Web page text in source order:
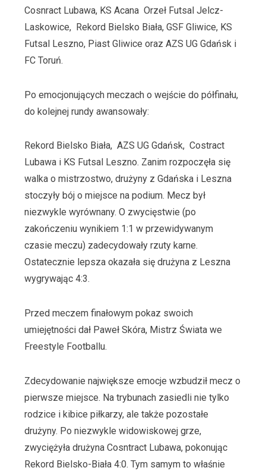
Cosnract Lubawa, KS Acana Orzeł Futsal Jelcz-
Laskowice, Rekord Bielsko Biała, GSF Gliwice, KS
Futsal Leszno, Piast Gliwice oraz AZS UG Gdańsk i
FC Toruń.
Po emocjonujących meczach o wejście do półfinału,
do kolejnej rundy awansowały:
Rekord Bielsko Biała, AZS UG Gdańsk, Costract
Lubawa i KS Futsal Leszno. Zanim rozpoczęła się
walka o mistrzostwo, drużyny z Gdańska i Leszna
stoczyły bój o miejsce na podium. Mecz był
niezwykle wyrównany. O zwycięstwie (po
zakończeniu wynikiem 1:1 w przewidywanym
czasie meczu) zadecydowały rzuty karne.
Ostatecznie lepsza okazała się drużyna z Leszna
wygrywając 4:3.
Przed meczem finałowym pokaz swoich
umiejętności dał Paweł Skóra, Mistrz Świata we
Freestyle Footballu.
Zdecydowanie największe emocje wzbudził mecz o
pierwsze miejsce. Na trybunach zasiedli nie tylko
rodzice i kibice piłkarzy, ale także pozostałe
drużyny. Po niezwykle widowiskowej grze,
zwyciężyła drużyna Cosntract Lubawa, pokonując
Rekord Bielsko-Biała 4:0. Tym samym to właśnie